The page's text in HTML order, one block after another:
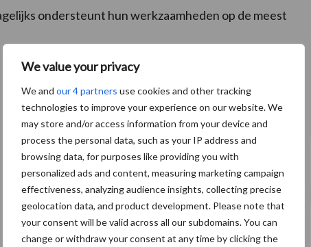
We value your privacy
We and our 4 partners use cookies and other tracking
technologies to improve your experience on our website. We
may store and/or access information from your device and
process the personal data, such as your IP address and
browsing data, for purposes like providing you with
personalized ads and content, measuring marketing campaign
effectiveness, analyzing audience insights, collecting precise
geolocation data, and product development. Please note that
your consent will be valid across all our subdomains. You can
change or withdraw your consent at any time by clicking the
ondersteunt hun werkzaamheden op de meest